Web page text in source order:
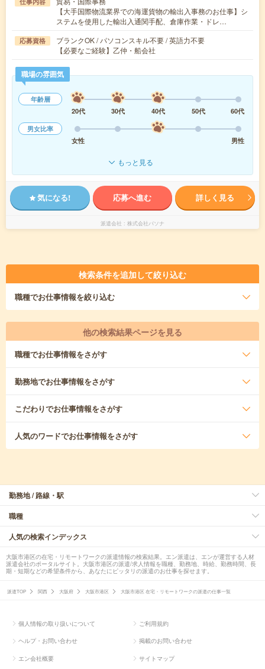
【大手国際物流業界での海運貨物の輸出入事務のお仕事】シ
ステムを使用した輸出入通関手配、倉庫作業・ドレ…
応募資格
ブランクOK / パソコンスキル不要 / 英語力不要
【必要なご経験】乙仲・船会社
職場の雰囲気
年齢層
20代
30代 40代 50代
60代
男女比率
女性
男性
もっと見る
気になる! 応募へ進む 詳しく見る
派遣会社 株式会社パソナ
検索条件を追加して絞り込む
職種でお仕事情報を絞り込む
他の検索結果ページを見る
職種でお仕事情報をさがす
勤務地でお仕事情報をさがす
こだわりでお仕事情報をさがす
人気のワードでお仕事情報をさがす
勤務地 / 路線・駅
職種
人気の検索インデックス
大阪市港区の在宅・リモートワークの派遣情報の検索結果。エン派遣は、エンが運営する人材
派遣会社のポータルサイト。大阪市港区の派遣/求人情報を職種、勤務地、時給、勤務時間、長
期・短期などの希望条件から、あなたにピッタリの派遣のお仕事を探せます。
派遣TOP 関西 大阪府 大阪市港区 大阪市港区 在宅・リモートワークの派遣の仕事一覧
個人情報の取り扱いについて ご利用規約
ヘルプ・お問い合わせ 掲載のお問い合わせ
エン会社概要 サイトマップ